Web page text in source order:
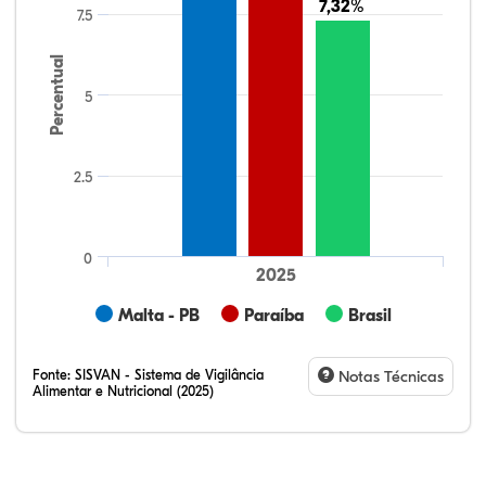
Percentual
7,32%
7,32%
Malta - PB Paraíba Brasil
2025
0
2.5
5
7.5
Fonte: SISVAN - Sistema de Vigilância
Alimentar e Nutricional (2025)
Notas Técnicas